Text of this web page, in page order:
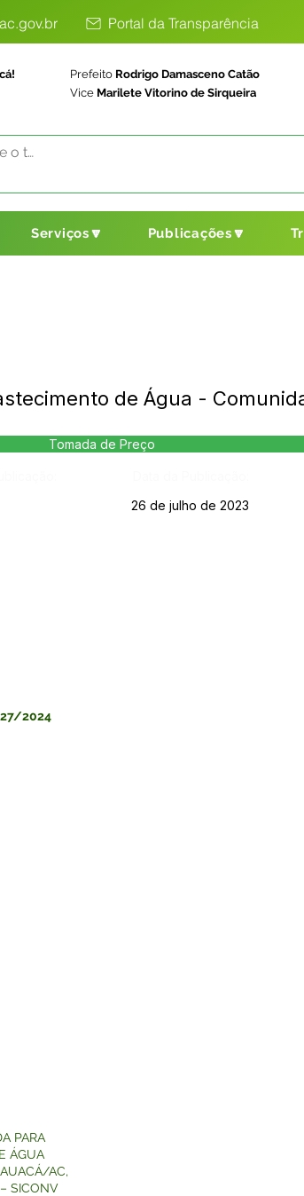
Portal da Transparência
Prefeito Rodrigo Damasceno Catão
Vice Marilete Vitorino de Sirqueira
Serviços🔽 Publicações🔽
de Água -
Tomada de Preço
26 de julho de 2023
2024
PARA
ÁGUA
AC,
SICONV